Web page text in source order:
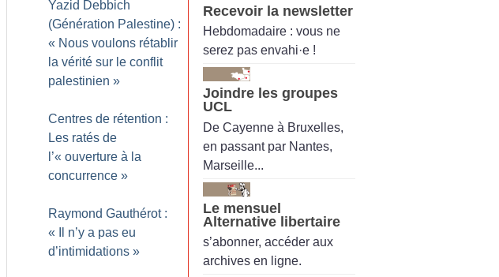
Yazid Debbich
(Génération Palestine) :
« Nous voulons rétablir
la vérité sur le conflit
palestinien »
Centres de rétention :
Les ratés de
l’« ouverture à la
concurrence »
Raymond Gauthérot :
«
Il n’y a pas eu
d’intimidations »
Recevoir la newsletter
Hebdomadaire : vous ne
serez pas envahi·e !
Joindre les groupes
UCL
De Cayenne à Bruxelles,
en passant par Nantes,
Marseille...
Le mensuel
Alternative libertaire
s’abonner, accéder aux
archives en ligne.